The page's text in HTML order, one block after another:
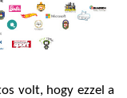
volt, hogy ezzel a